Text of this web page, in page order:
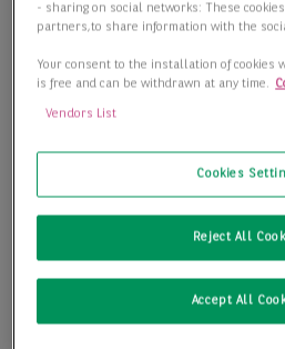
- sharing on social networks: These
partners,to share information with the
Your consent to the installation of cookies
is free and can be withdrawn at any time.
Vendors List
Cookies
Reject All
Accept All